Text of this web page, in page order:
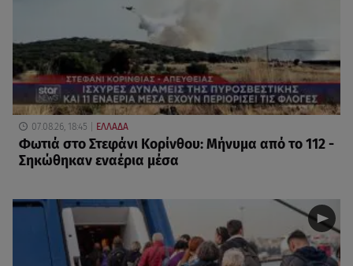
07.08.26, 18:45 ΕΛΛΑΔΑ
Φωτιά στο Στεφάνι Κορίνθου: Μήνυμα από το 112 -
Σηκώθηκαν εναέρια μέσα